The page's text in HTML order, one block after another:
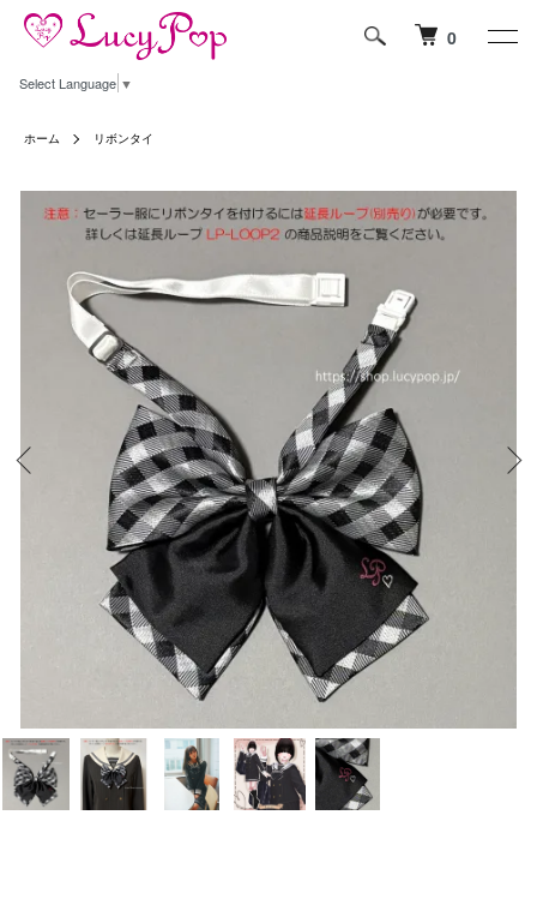
Select Language ▼
0
ホーム リボンタイ